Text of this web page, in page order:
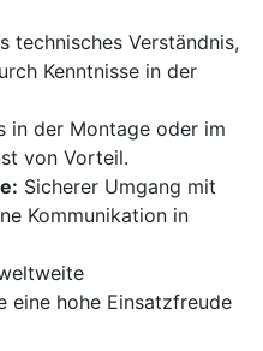
technisches Verständnis,
Kenntnisse in der
in der Montage oder im
von Vorteil.
Sicherer Umgang mit
Kommunikation in
eine hohe Einsatzfreude